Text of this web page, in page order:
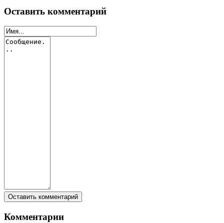
Оставить комментарий
Комментарии